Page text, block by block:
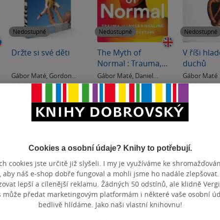
Nedostupné
Držte si své děti
Gábor Maté, Gordon
Neufeld
0.0
Nedostupné
The Myth of
Normal : Trauma,
Illness & Healing in
a Toxic Culture
Gábor Maté, Daniel
Maté
5.0
Nedostupné
V říši
duchů
Gábor Maté
0.0
Cookies a osobní údaje? Knihy to potřebují.
cookies jste určitě již slyšeli. I my je využíváme ke
aby náš e-shop dobře fungoval a mohli jsme ho nadále zlepšovat.
lepší a cílenější reklamu. Žádných 50 odstínů, ale klidně
může předat marketingovým platformám i některé vaše osobní
bedlivě hlídáme. Jako naši vlastní knihovnu!